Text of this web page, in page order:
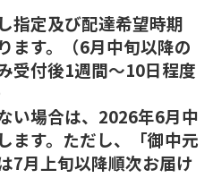
指定及び配達希望時期
ます。（6月中旬以降の
受付後1週間～10日程度
い場合は、2026年6月中
ます。ただし、「御中元
7月上旬以降順次お届け